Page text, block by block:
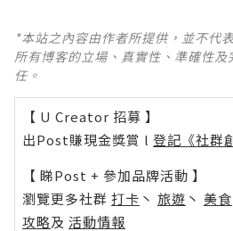
*本站之內容由作者所提供，並不代
所有博客的立場、真實性、準確性
任。
【 U Creator 招募 】
出Post賺現金獎賞 l 登記《社群
【 睇Post + 參加品牌活動 】
瀏覽更多社群 打卡 丶 旅遊 丶 美食
攻略及 活動情報